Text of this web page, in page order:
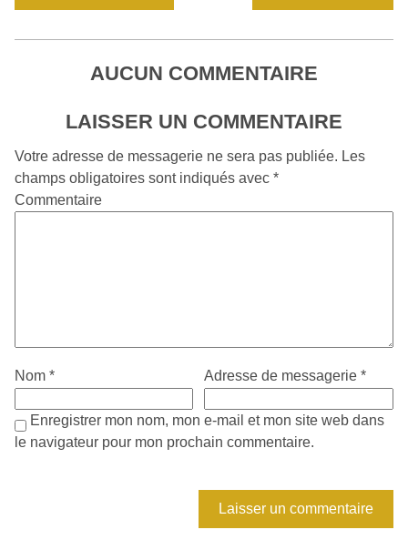
AUCUN COMMENTAIRE
LAISSER UN COMMENTAIRE
Votre adresse de messagerie ne sera pas publiée. Les
champs obligatoires sont indiqués avec *
Commentaire
Nom * Adresse de messagerie *
Enregistrer mon nom, mon e-mail et mon site web dans
le navigateur pour mon prochain commentaire.